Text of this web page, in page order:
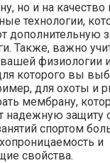
но и на
технологии,
дополнительную
Также, важно
физиологии
которого вы
для охоты и
мембрану,
надежную защиту
спортом
и
свойства.